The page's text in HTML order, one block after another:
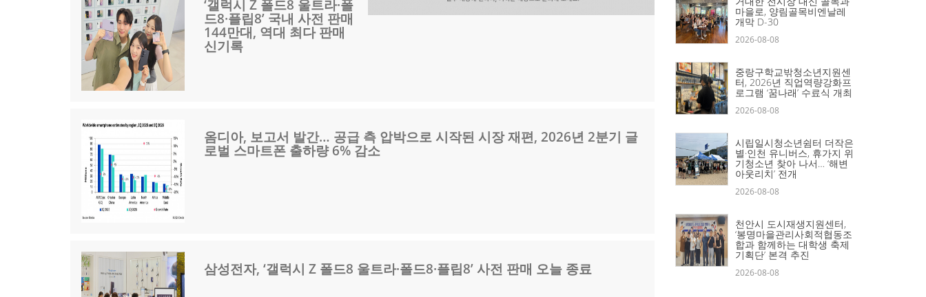
‘갤럭시 Z 폴드8 울트라·폴
드8·플립8’ 국내 사전 판매
144만대, 역대 최다 판매
신기록
옴디아, 보고서 발간… 공급 측 압박으로 시작된 시장 재편, 2026년 2분기 글
로벌 스마트폰 출하량 6% 감소
삼성전자, ‘갤럭시 Z 폴드8 울트라·폴드8·플립8’ 사전 판매 오늘 종료
마을로, 양림골목비엔날레
개막 D-30
2026-08-08
중랑구학교밖청소년지원센
터, 2026년 직업역량강화프
로그램 ‘꿈나래’ 수료식 개최
2026-08-08
시립일시청소년쉼터 더작은
별·인천 유니버스, 휴가지 위
기청소년 찾아 나서… ‘해변
아웃리치’ 전개
2026-08-08
천안시 도시재생지원센터,
‘봉명마을관리사회적협동조
합과 함께하는 대학생 축제
기획단’ 본격 추진
2026-08-08